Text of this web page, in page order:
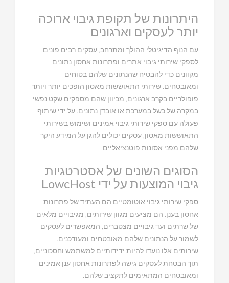
היתרונות של תקופת גיבוי ארוכה
יותר לעסקים וארגונים
עם הנוף הדיגיטלי ההולך ומתרחב, עסקים רבים פונים
לספקי שירותי גיבוי אתרים ופתרונות אחסון נתונים
מקוונים כדי להבטיח שהנתונים שלהם בטוחים
ומאובטחים. שירותי התאוששות מאסון הופכים יותר ויותר
פופולריים בקרב ארגונים, מכיוון שהם מספקים שקט נפשי
במקרה של כשל במערכת או אובדן נתונים. על ידי שיתוף
פעולה עם ספקי שירותי גיבוי אמינים ושימוש בשירותי
התאוששות מאסון, עסקים יכולים להגן על המידע היקר
שלהם מפני אסונות פוטנציאליים.
הסוגים השונים של אסטרטגיות
גיבוי המוצעות על ידי LowcHost
ספקי שירותי גיבוי אוטומטיים הם העתיד של פתרונות
אחסון בענן. הם מציעים מגוון שירותים, מגיבויים מלאים
של שרתים ועד גיבויים מצטברים, המאפשרים לעסקים
לשמור על הנתונים שלהם מאובטחים ומעודכנים.
שירותים אלו נועדו להיות ידידותיים למשתמש וחסכוניים,
תוך הבטחת לעסקים גישה לפתרונות אחסון ענן אמינים
ומאובטחים המתאימים לתקציב שלהם.